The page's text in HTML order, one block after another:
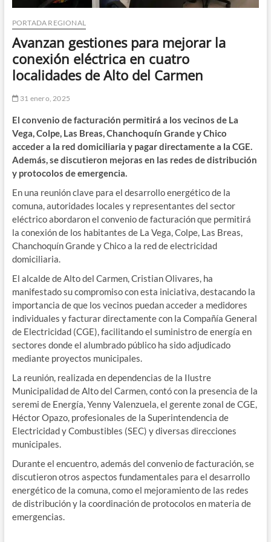
PORTADA REGIONAL
Avanzan gestiones para mejorar la
conexión eléctrica en cuatro
localidades de Alto del Carmen
31 enero, 2025
El convenio de facturación permitirá a los vecinos de La
Vega, Colpe, Las Breas, Chanchoquín Grande y Chico
acceder a la red domiciliaria y pagar directamente a la CGE.
Además, se discutieron mejoras en las redes de distribución
y protocolos de emergencia.
En una reunión clave para el desarrollo energético de la
comuna, autoridades locales y representantes del sector
eléctrico abordaron el convenio de facturación que permitirá
la conexión de los habitantes de La Vega, Colpe, Las Breas,
Chanchoquín Grande y Chico a la red de electricidad
domiciliaria.
El alcalde de Alto del Carmen, Cristian Olivares, ha
manifestado su compromiso con esta iniciativa, destacando la
importancia de que los vecinos puedan acceder a medidores
individuales y facturar directamente con la Compañía General
de Electricidad (CGE), facilitando el suministro de energía en
sectores donde el alumbrado público ha sido adjudicado
mediante proyectos municipales.
La reunión, realizada en dependencias de la Ilustre
Municipalidad de Alto del Carmen, contó con la presencia de la
seremi de Energía, Yenny Valenzuela, el gerente zonal de CGE,
Héctor Opazo, profesionales de la Superintendencia de
Electricidad y Combustibles (SEC) y diversas direcciones
municipales.
Durante el encuentro, además del convenio de facturación, se
discutieron otros aspectos fundamentales para el desarrollo
energético de la comuna, como el mejoramiento de las redes
de distribución y la coordinación de protocolos en materia de
emergencias.